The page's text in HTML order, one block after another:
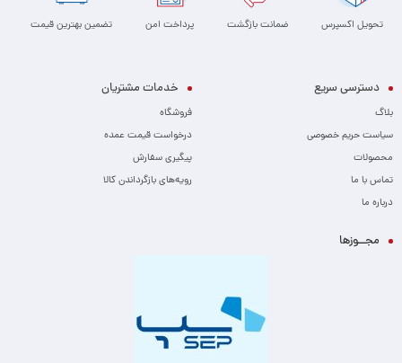
تحویل اکسپرس ضمانت بازگشت پرداخت امن تضمین بهترین قیمت
دسترسی سریع
بلاگ
سیاست حریم خصوصی
محصولات
تماس با ما
درباره ما
خدمات مشتریان
فروشگاه
درخواست قیمت عمده
پیگیری سفارش
رویه‌های بازگرداندن کالا
مجــوزها